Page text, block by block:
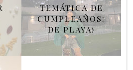
TEMÁTICA DE
CUMPLEAÑOS:
DE PLAYA!